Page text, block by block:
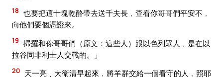
18 也要把這十塊乾酪帶去送千夫長﹐查看你哥哥們平安不﹐
向他們要個憑證來。
19 掃羅和你哥哥們（原文：這些人）跟以色列眾人﹑是在以
拉谷同非利士人交戰的。」
20 天一亮﹑大衛清早起來﹐將羊群交給一個看守的人﹐照耶